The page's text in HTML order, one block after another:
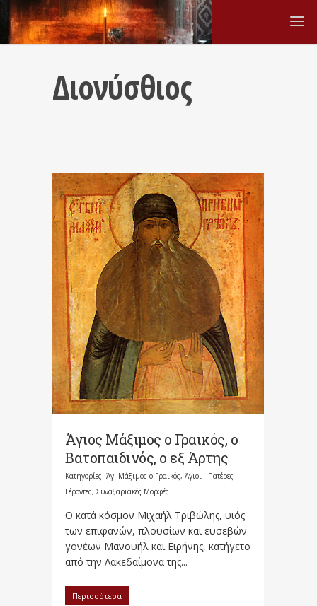
Διονύσθιος
Άγιος Μάξιμος ο Γραικός, ο
Βατοπαιδινός, ο εξ Άρτης
Κατηγορίες: Άγ. Μάξιμος ο Γραικός, Άγιοι - Πατέρες -
Γέροντες, Συναξαριακές Μορφές
Ο κατά κόσμον Μιχαήλ Τριβώλης, υιός
των επιφανών, πλουσίων και ευσεβών
γονέων Μανουήλ και Ειρήνης, κατήγετο
από την Λακεδαίμονα της...
Περισσότερα